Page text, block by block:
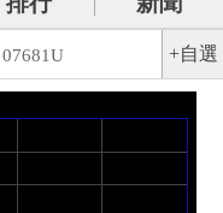
07681U +自選